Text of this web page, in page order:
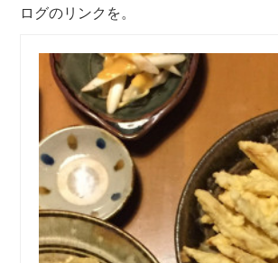
ログのリンクを。